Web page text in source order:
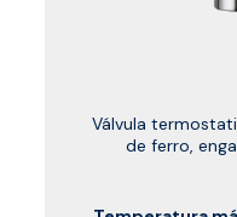
Válvula
de ferro,